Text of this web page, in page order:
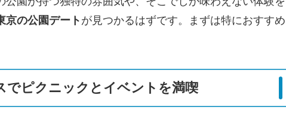
京の公園デート が見つかるはずです。まずは特におすすめ
でピクニックとイベントを満喫